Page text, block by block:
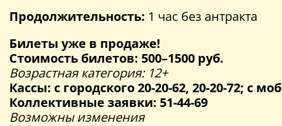
Продолжительность: 1 час без антракта
Билеты уже в продаже!
Стоимость билетов: 500–1500 руб.
Возрастная категория: 12+
Кассы: с городского 20-20-62, 20-20-72; с
Коллективные заявки: 51-44-69
Возможны изменения